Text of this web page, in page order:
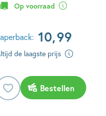
Op voorraad
10,99
de laagste prijs
Bestellen